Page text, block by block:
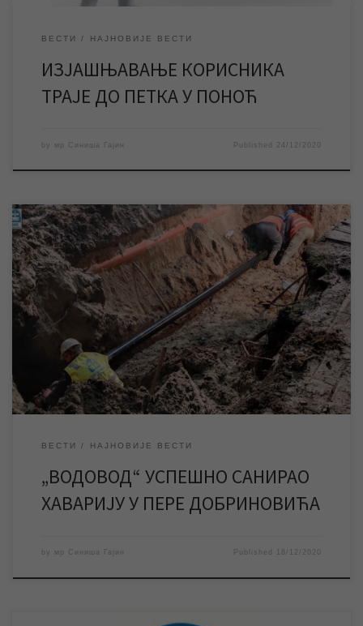
ВЕСТИ НАЈНОВИЈЕ ВЕСТИ
ИЗЈАШЊАВАЊЕ КОРИСНИКА
ТРАЈЕ ДО ПЕТКА У ПОНОЋ
by мр Синиша Гајин Published 24/12/2020
Заменом дела цеви водоводне мреже у улици Пере
Добриновића, коју је ЈКП „Градска топлана“ тешко оштетила
током извођења својих радова, успешно је санирана хаварија
због које су поменута и околне улице од среде поподне биле
без воде. Због радова „Топлане“, чији је завршетак више пута
одлаган, радови на санацији хаварије […]
ВЕСТИ НАЈНОВИЈЕ ВЕСТИ
„ВОДОВОД“ УСПЕШНО САНИРАО
ХАВАРИЈУ У ПЕРЕ ДОБРИНОВИЋА
by мр Синиша Гајин Published 18/12/2020